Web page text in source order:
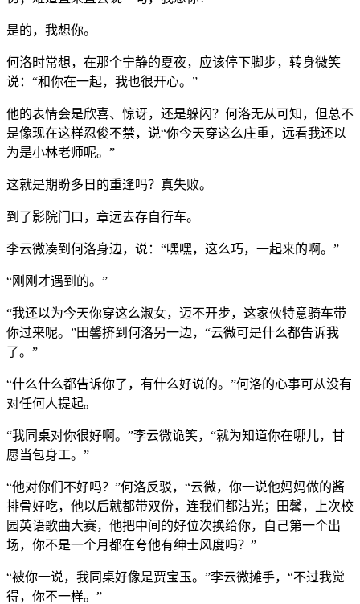
是的，我想你。
何洛时常想，在那个宁静的夏夜，应该停下脚步，转身微笑
说：“和你在一起，我也很开心。”
他的表情会是欣喜、惊讶，还是躲闪？何洛无从可知，但总不
是像现在这样忍俊不禁，说“你今天穿这么庄重，远看我还以
为是小林老师呢。”
这就是期盼多日的重逢吗？真失败。
到了影院门口，章远去存自行车。
李云微凑到何洛身边，说：“嘿嘿，这么巧，一起来的啊。”
“刚刚才遇到的。”
“我还以为今天你穿这么淑女，迈不开步，这家伙特意骑车带
你过来呢。”田馨挤到何洛另一边，“云微可是什么都告诉我
了。”
“什么什么都告诉你了，有什么好说的。”何洛的心事可从没有
对任何人提起。
“我同桌对你很好啊。”李云微诡笑，“就为知道你在哪儿，甘
愿当包身工。”
“他对你们不好吗？”何洛反驳，“云微，你一说他妈妈做的酱
排骨好吃，他以后就都带双份，连我们都沾光；田馨，上次校
园英语歌曲大赛，他把中间的好位次换给你，自己第一个出
场，你不是一个月都在夸他有绅士风度吗？”
“被你一说，我同桌好像是贾宝玉。”李云微摊手，“不过我觉
得，你不一样。”